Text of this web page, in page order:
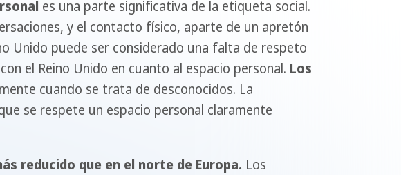
es una parte significativa de la etiqueta social.
y el contacto físico, aparte de un apretón
Unido puede ser considerado una falta de respeto
el Reino Unido en cuanto al espacio personal. Los
cuando se trata de desconocidos. La
se respete un espacio personal claramente
reducido que en el norte de Europa. Los